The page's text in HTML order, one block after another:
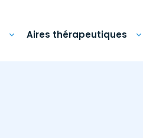
Aires thérapeutiques